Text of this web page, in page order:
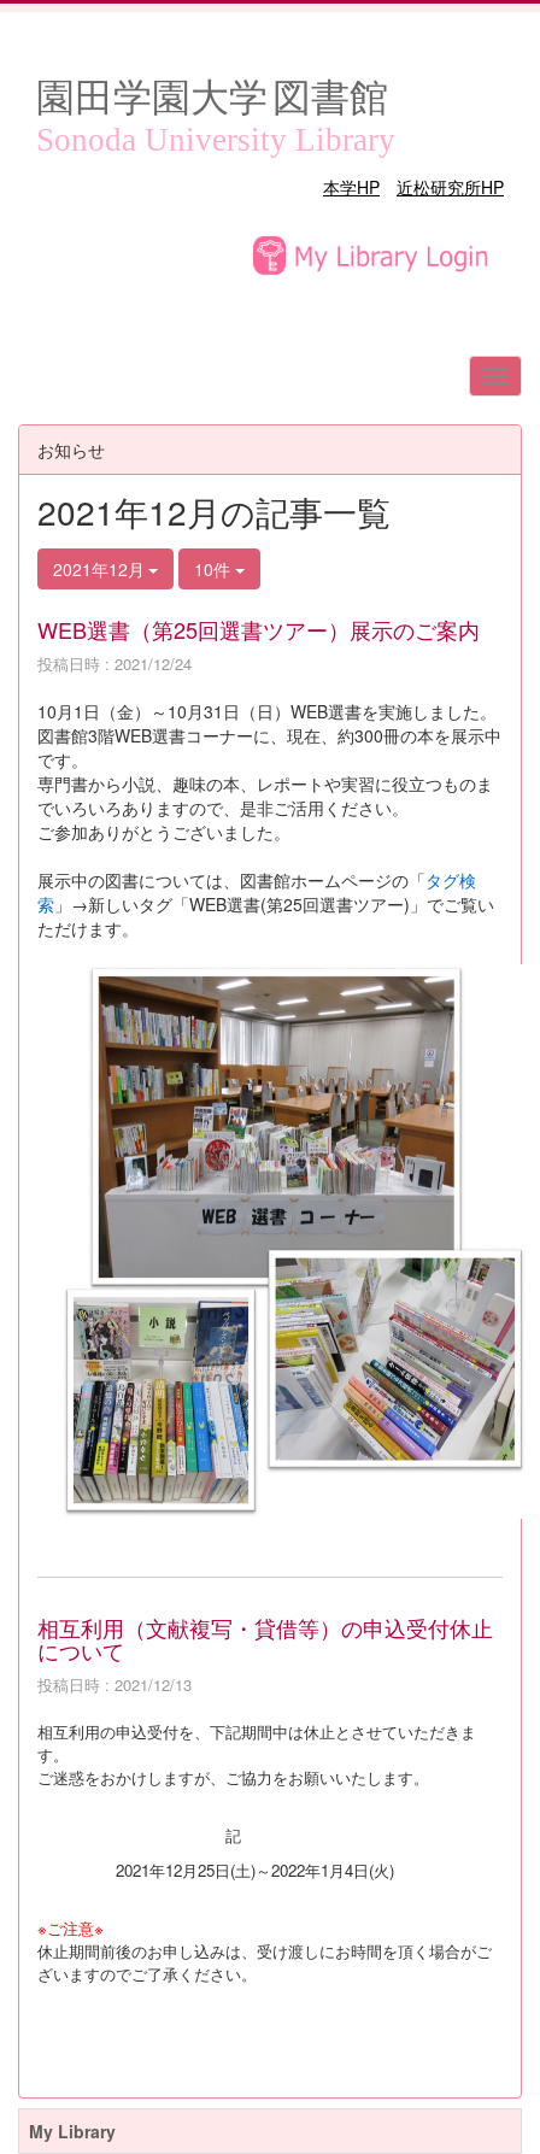
園田学園大学 図書館
Sonoda University Library
本学HP 近松研究所HP
お知らせ
2021年12月の記事一覧
2021年12月 10件
WEB選書（第25回選書ツアー）展示のご案内
投稿日時 : 2021/12/24
10月1日（金）～10月31日（日）WEB選書を実施しました。
図書館3階WEB選書コーナーに、現在、約300冊の本を展示中
です。
専門書から小説、趣味の本、レポートや実習に役立つものま
でいろいろありますので、是非ご活用ください。
ご参加ありがとうございました。
展示中の図書については、図書館ホームページの「タグ検
索 」→新しいタグ「WEB選書(第25回選書ツアー)」でご覧い
ただけます。
相互利用（文献複写・貸借等）の申込受付休止
について
投稿日時 : 2021/12/13
相互利用の申込受付を、下記期間中は休止とさせていただきま
す。
ご迷惑をおかけしますが、ご協力をお願いいたします。
記
2021年12月25日(土)～2022年1月4日(火)
※ご注意※
休止期間前後のお申し込みは、受け渡しにお時間を頂く場合がご
ざいますのでご了承ください。
My Library